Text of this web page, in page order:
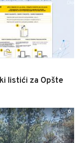
listići za Opšte
0